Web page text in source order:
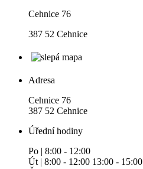
Cehnice 76
387 52 Cehnice
Adresa
Cehnice 76
387 52 Cehnice
Úřední hodiny
Po | 8:00 - 12:00
Út | 8:00 - 12:00 13:00 - 15:00